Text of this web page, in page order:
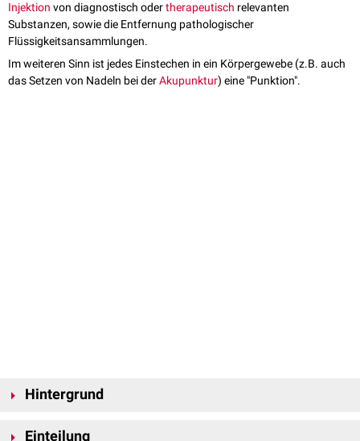
Injektion von diagnostisch odertherapeutisch relevanten
Substanzen, sowie die Entfernung pathologischer
Flüssigkeitsansammlungen.
Im weiteren Sinn ist jedes Einstechen in ein Körpergewebe (z.B. auch
das Setzen von Nadeln bei derAkupunktur) eine "Punktion".
Hintergrund
vorgenommen, durch die physiologische (
Einteilung